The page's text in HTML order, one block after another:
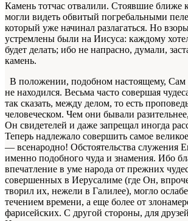
Камень тотчас отвалили. Стоявшие ближе
могли видеть обвитый погребальными
который уже начинал разлагаться. Но
устремлены были на Иисуса: каждому
будет делать; ибо не напрасно, думали,
камень.
В положении, подобном настоящему, Сам
не находился. Весьма часто совершая
так сказать, между делом, то есть
человеческом. Чем они бывали
Он свидетелей и даже запрещал иногда
Теперь надлежало совершить самое
— всенародно! Обстоятельства служения
именно подобного чуда и знамения. Ибо
впечатление в уме народа от прежних
совершенных в Иерусалиме (где Он,
творил их, нежели в Галилее), могло
течением времени, а еще более от
фарисейских. С другой стороны, для